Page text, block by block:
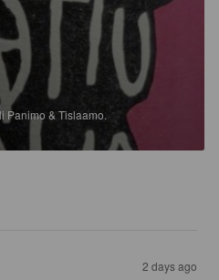
Panimo & Tislaamo.
2 days ago